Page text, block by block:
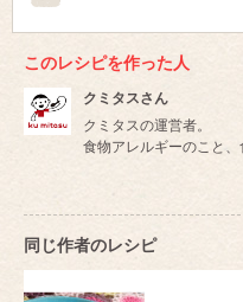
このレシピを作った人
クミタスさん
クミタスの運営者。
食物アレルギーのこと、
同じ作者のレシピ